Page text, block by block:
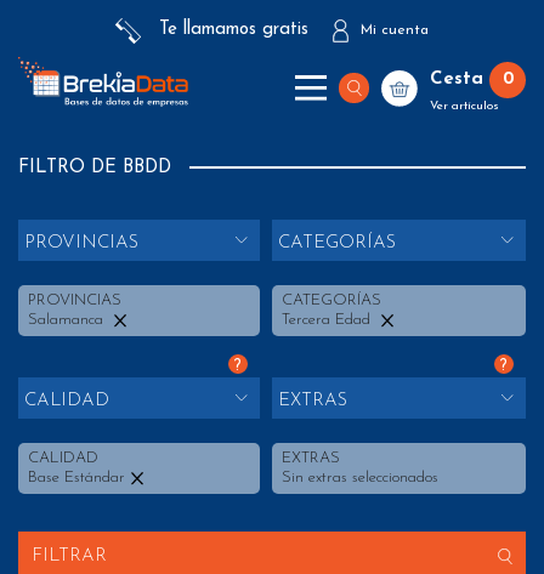
Te llamamos gratis Mi cuenta
Cesta 0
Ver artículos
FILTRO DE BBDD
PROVINCIAS
PROVINCIAS
Salamanca
CATEGORÍAS
CATEGORÍAS
Tercera Edad
?
CALIDAD
CALIDAD
Base Estándar
?
EXTRAS
EXTRAS
Sin extras seleccionados
FILTRAR